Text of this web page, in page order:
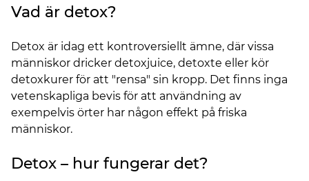
Vad är detox?
Detox är idag ett kontroversiellt ämne, där vissa
människor dricker detoxjuice, detoxte eller kör
detoxkurer för att "rensa" sin kropp. Det finns inga
vetenskapliga bevis för att användning av
exempelvis örter har någon effekt på friska
människor.
Detox – hur fungerar det?